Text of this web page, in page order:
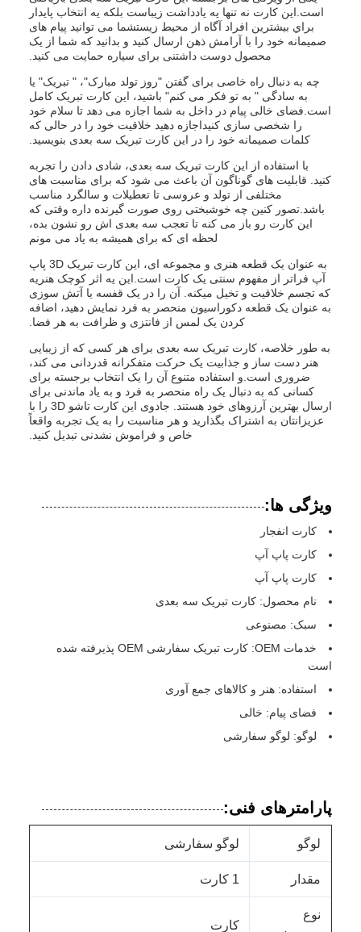
است.اين کارت نه تنها يه يادداشت زيباست بلکه يه انتخاب پايدار
براي بيشترين افراد آگاه از محیط زيستشما می توانید پیام های
صمیمانه خود را با آرامش ذهن ارسال کنید و بدانید که شما از یک
محصول دوست داشتنی برای سیاره حمایت می کنید.
چه به دنبال راه خاصی برای گفتن "روز تولد مبارک"، " تبریک" یا
به سادگی " به تو فکر می کنم" باشید، این کارت تبریک کامل
است.فضای خالی پیام در داخل به شما اجازه می دهد تا سلام خود
را شخصی سازی کنیداجازه دهید خلاقیت خود را در حالی که
کلمات صمیمانه خود را در این کارت تبریک سه بعدی بنویسید.
با استفاده از این کارت تبریک سه بعدی، شادی دادن را تجربه
کنید. قابلیت های گوناگون آن باعث می شود که برای مناسبت های
مختلفی از تولد و عروسی تا تعطیلات و سالگرد مناسب
باشد.تصور کنین چه خوشبختی روی صورت گیرنده داره وقتی که
این کارت رو باز می کنه تا تعجب سه بعدی اش رو نشون بده،
لحظه ای که برای همیشه به یاد می مونم
به عنوان یک قطعه هنری و مجموعه ای، این کارت تبریک 3D پاپ
آپ فراتر از مفهوم سنتی یک کارت است.اين يه اثر کوچک هنريه
که تجسم خلاقيت و تخیل ميکنه. آن را در یک قفسه یا آتش سوزی
به عنوان یک قطعه دکوراسیون منحصر به فرد نمایش دهید، اضافه
کردن یک لمس از فانتزی و ظرافت به هر فضا.
به طور خلاصه، کارت تبریک سه بعدی برای هر کسی که از زیبایی
هنر دست ساز و جذابیت یک حرکت متفکرانه قدردانی می کند،
ضروری است.و استفاده متنوع آن را یک انتخاب برجسته برای
کسانی که به دنبال یک راه منحصر به فرد و به یاد ماندنی برای
ارسال بهترین آرزوهای خود هستند. جادوی این کارت تاشو 3D را با
عزیزانتان به اشتراک بگذارید و هر مناسبت را به یک تجربه واقعاً
خاص و فراموش نشدنی تبدیل کنید.
ویژگی ها:
کارت انفجار
کارت پاپ آپ
کارت پاپ آپ
نام محصول: کارت تبریک سه بعدی
سبک: مصنوعی
خدمات OEM: کارت تبریک سفارشی OEM پذیرفته شده
است
استفاده: هنر و کالاهای جمع آوری
فضای پیام: خالی
لوگو: لوگو سفارشی
پارامترهای فنی:
لوگو لوگو سفارشی
مقدار 1 کارت
نوع
کارت